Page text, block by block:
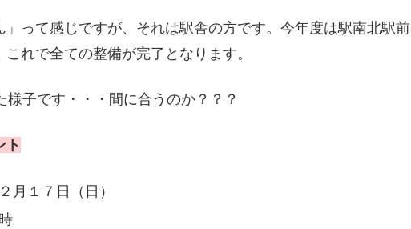
」って感じですが、それは駅舎の方です。今年度は駅南北駅前
れで全ての整備が完了となります。
様子です・・・間に合うのか？？？
ト
月１７日（日）